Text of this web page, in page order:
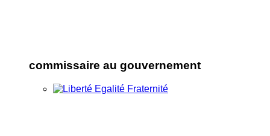
commissaire au gouvernement